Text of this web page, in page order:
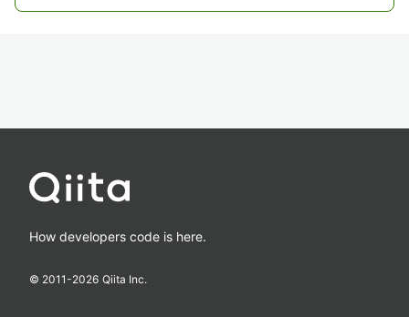
How developers code is here.
© 2011-2026 Qiita Inc.